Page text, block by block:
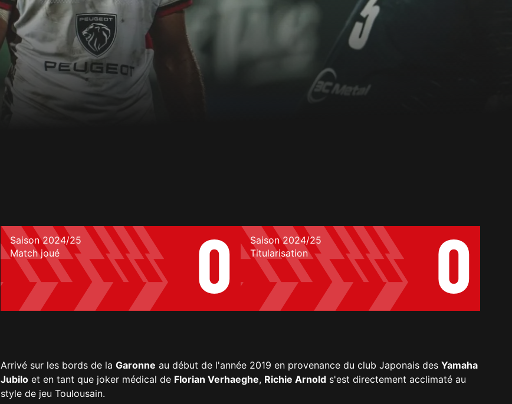
Saison 2024/25
Match joué
0
Saison 2024/25
Titularisation
0
Arrivé sur les bords de la Garonne au début de l'année 2019 en provenance du club Japonais des Yamaha
Jubiloet en tant que joker médical de Florian Verhaeghe, Richie Arnolds'est directement acclimaté au
style de jeu Toulousain.